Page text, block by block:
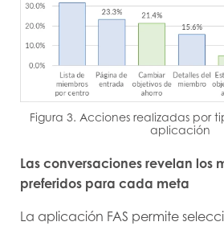
Figura 3. Acciones realizadas por
aplicación
Las conversaciones revelan los
preferidos para cada meta
La aplicación FAS permite